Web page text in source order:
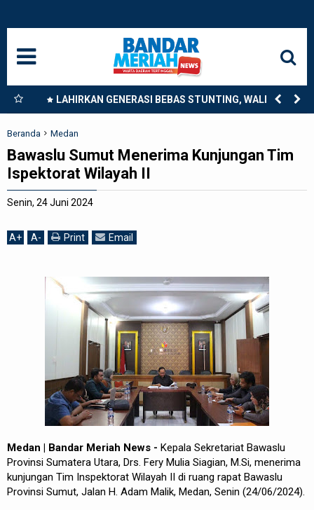
LAHIRKAN GENERASI BEBAS STUNTING, WALI KOTA
TEBING TINGGI DORONG OPTIMALISASI SP3 CATIN
Beranda Medan
Bawaslu Sumut Menerima Kunjungan Tim
Ispektorat Wilayah II
Senin, 24 Juni 2024
A+ A- Print Email
Medan | Bandar Meriah News - Kepala Sekretariat Bawaslu
Provinsi Sumatera Utara, Drs. Fery Mulia Siagian, M.Si, menerima
kunjungan Tim Inspektorat Wilayah II di ruang rapat Bawaslu
Provinsi Sumut, Jalan H. Adam Malik, Medan, Senin (24/06/2024).
NASIONAL
SUMUT
LANGKAT
ACEH
BISNIS
ADVETORIAL